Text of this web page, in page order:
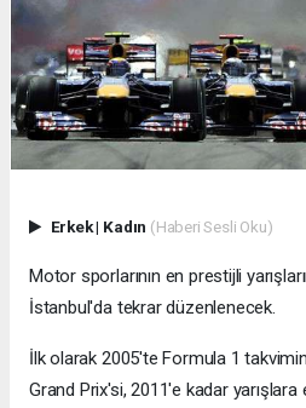
Erkek| Kadın (Haberi Sesli Oku)
Motor sporlarının en prestijli
İstanbul'da tekrar düzenlenecek.
İlk olarak 2005'te Formula 1
Grand Prix'si, 2011'e kadar yarışlara